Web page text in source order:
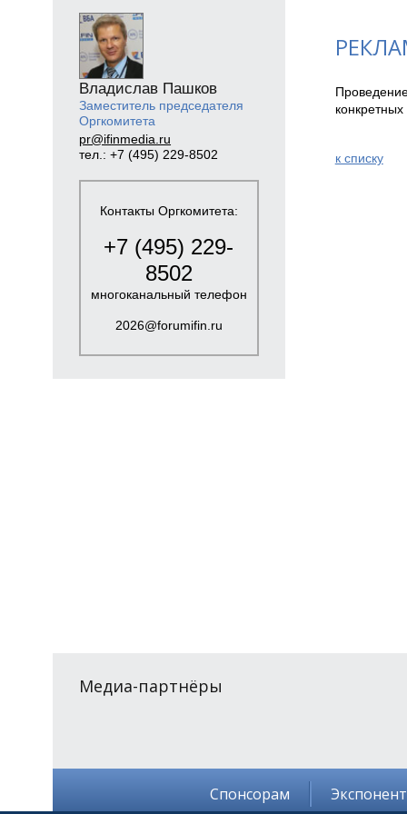
Владислав Пашков
Заместитель председателя
Оргкомитета
pr@ifinmedia.ru
тел.: +7 (495) 229-8502
Контакты Оргкомитета:
+7 (495) 229-
8502
многоканальный телефон
2026@forumifin.ru
к спиcку
Медиа-партнёры
Спонсорам